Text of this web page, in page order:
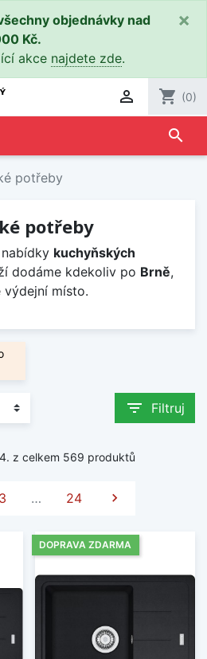
objednávky nad
Kč.
akce najdete zde.
×
 shopping_cart (0)
search
potřeby
potřeby
kuchyňských
dodáme kdekoliv po Brně,
výdejní místo.
filter_list Filtruj
z celkem 569 produktů
3 … 24 Další

DOPRAVA ZDARMA